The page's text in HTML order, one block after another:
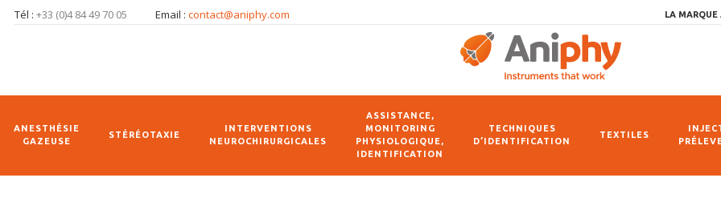
Tél : +33 (0)4 84 49 70 05 Email : contact@aniphy.com LA MARQUE
ANESTHÉSIE
GAZEUSE
STÉRÉOTAXIE
INTERVENTIONS
NEUROCHIRURGICALES
ASSISTANCE,
MONITORING
PHYSIOLOGIQUE,
IDENTIFICATION
TECHNIQUES
D’IDENTIFICATION
TEXTILES